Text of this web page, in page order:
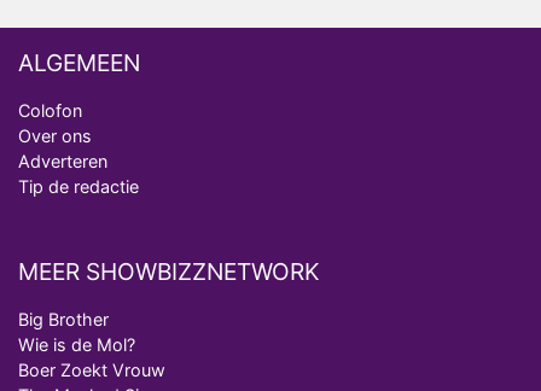
ALGEMEEN
Colofon
Over ons
Adverteren
Tip de redactie
MEER SHOWBIZZNETWORK
Big Brother
Wie is de Mol?
Boer Zoekt Vrouw